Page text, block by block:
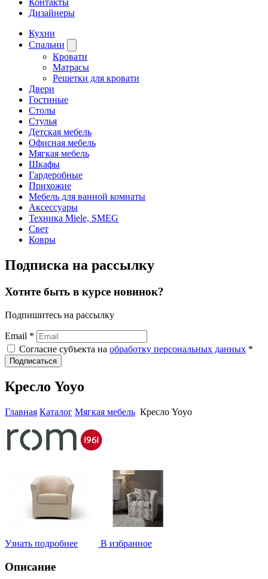
Контакты
Дизайнеры
Кухни
Спальни
Кровати
Матрасы
Решетки для кровати
Двери
Гостиные
Столы
Стулья
Детская мебель
Офисная мебель
Мягкая мебель
Шкафы
Гардеробные
Прихожие
Мебель для ванной комнаты
Аксессуары
Техника Miele, SMEG
Свет
Ковры
Подписка на рассылку
Хотите быть в курсе новинок?
Подпишитесь на рассылку
Email *
Согласие субъекта на обработку персональных данных *
Подписаться
Кресло Yoyo
Главная Каталог Мягкая мебель Кресло Yoyo
Узнать подробнее В избранное
Описание